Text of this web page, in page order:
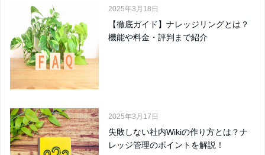
2025年3月18日
【徹底ガイド】ナレッジリングとは？
機能や料金・評判まで紹介
2025年3月17日
失敗しない社内Wikiの作り方とは？ナ
レッジ管理のポイントを解説！